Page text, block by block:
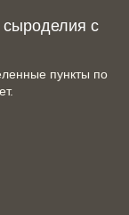
с
пункты по